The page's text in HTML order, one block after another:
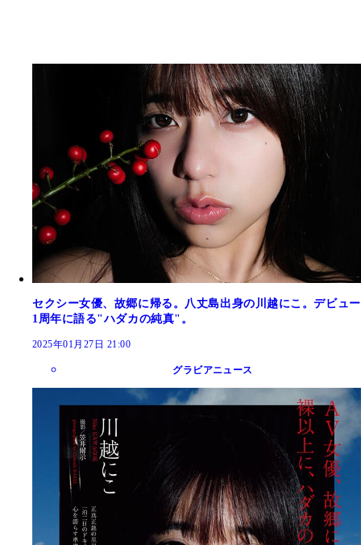
セクシー女優、故郷に帰る。八丈島出身の川越にこ。デビュー
1周年に語る"ハダカの純真"。
2025年01月27日 21:00
グラビアニュース